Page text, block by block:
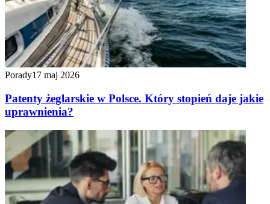
Porady17 maj 2026
Patenty żeglarskie w Polsce. Który stopień daje jakie
uprawnienia?